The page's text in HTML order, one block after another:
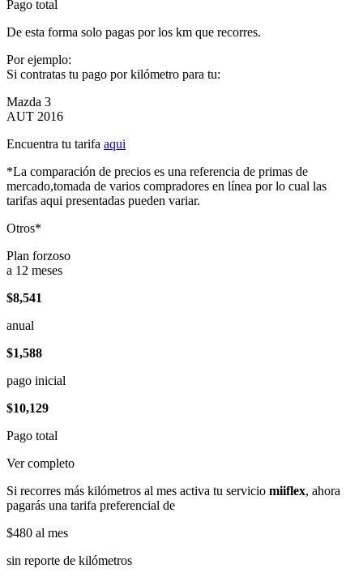
Pago total
De esta forma solo pagas por los km que recorres.
Por ejemplo:
Si contratas tu pago por kilómetro para tu:
Mazda 3
AUT 2016
Encuentra tu tarifa aqui
*La comparación de precios es una referencia de primas de
mercado,tomada de varios compradores en línea por lo cual las
tarifas aqui presentadas pueden variar.
Otros*
Plan forzoso
a 12 meses
$8,541
anual
$1,588
pago inicial
$10,129
Pago total
Ver completo
Si recorres más kilómetros al mes activa tu servicio miiflex, ahora
pagarás una tarifa preferencial de
$480 al mes
sin reporte de kilómetros